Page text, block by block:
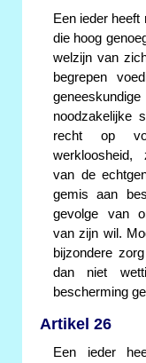
Een ieder heeft
die hoog
welzijn van
begrepen
noodzakelijke
recht op
werkloosheid,
van de
gemis aan
gevolge van
van zijn wil.
bijzondere
dan niet
bescherming
Artikel 26
Een ieder